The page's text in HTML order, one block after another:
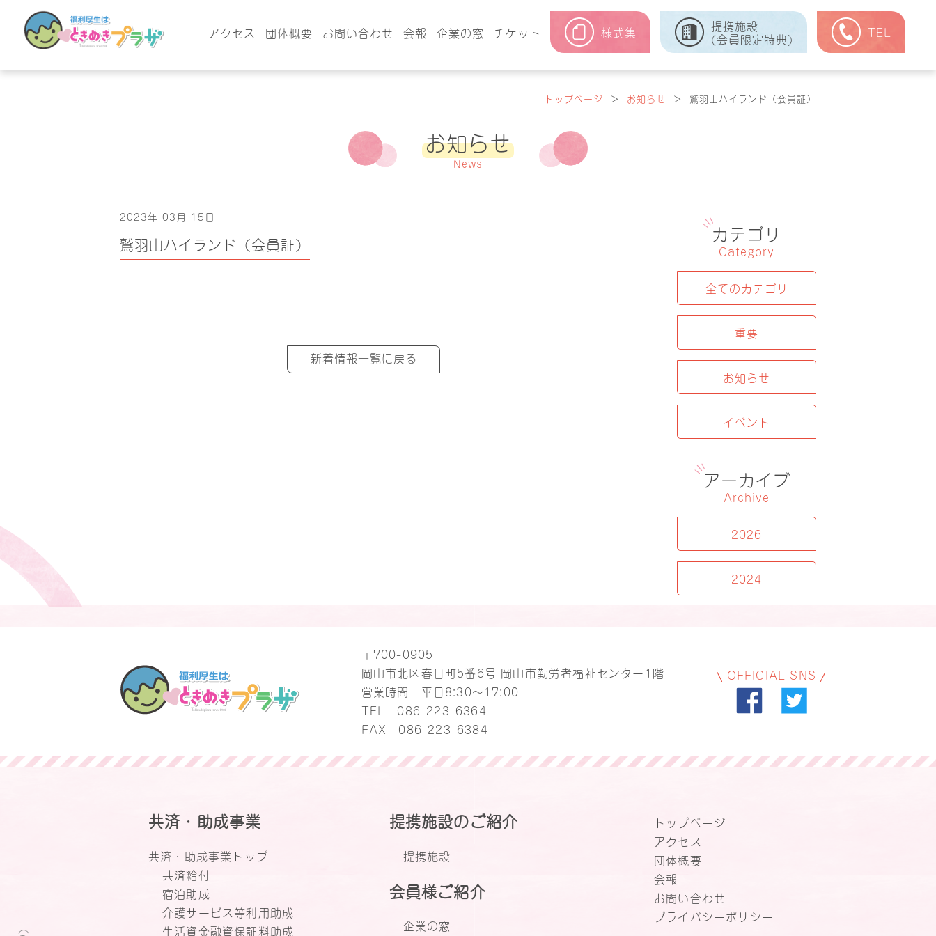
アクセス 団体概要 お問い合わせ 会報 企業の窓 チケット 様式集
提携施設
(会員限定特典)
TEL
トップページ ＞ お知らせ ＞ 鷲羽山ハイランド（会員証）
お知らせ
News
2023年 03月 15日
鷲羽山ハイランド（会員証）
新着情報一覧に戻る
カテゴリ
Category
全てのカテゴリ
重要
お知らせ
イベント
アーカイブ
Archive
2026
2024
〒700-0905
岡山市北区春日町5番6号 岡山市勤労者福祉センター1階
営業時間 平日8:30～17:00
TEL 086-223-6364
FAX 086-223-6384
OFFICIAL SNS
共済・助成事業
共済・助成事業トップ
共済給付
宿泊助成
介護サービス等利用助成
生活資金融資保証料助成
提携施設のご紹介
提携施設
会員様ご紹介
企業の窓
トップページ
アクセス
団体概要
会報
お問い合わせ
プライバシーポリシー